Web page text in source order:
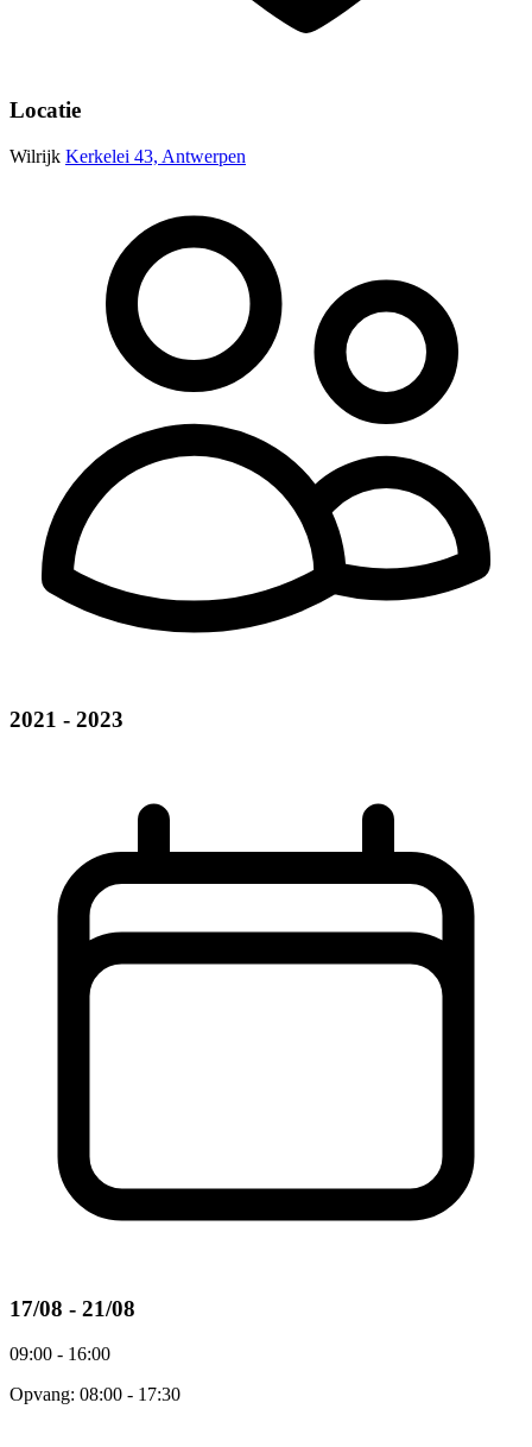
Locatie
Wilrijk Kerkelei 43, Antwerpen
2021 - 2023
17/08 - 21/08
09:00 - 16:00
Opvang: 08:00 - 17:30